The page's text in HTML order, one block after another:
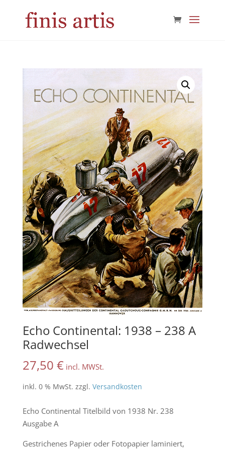
Echo Continental: 1938 – 238 A
Radwechsel
27,50 € incl. MWSt.
inkl. 0 % MwSt. zzgl. Versandkosten
Echo Continental Titelbild von 1938 Nr. 238
Ausgabe A
Gestrichenes Papier oder Fotopapier laminiert,